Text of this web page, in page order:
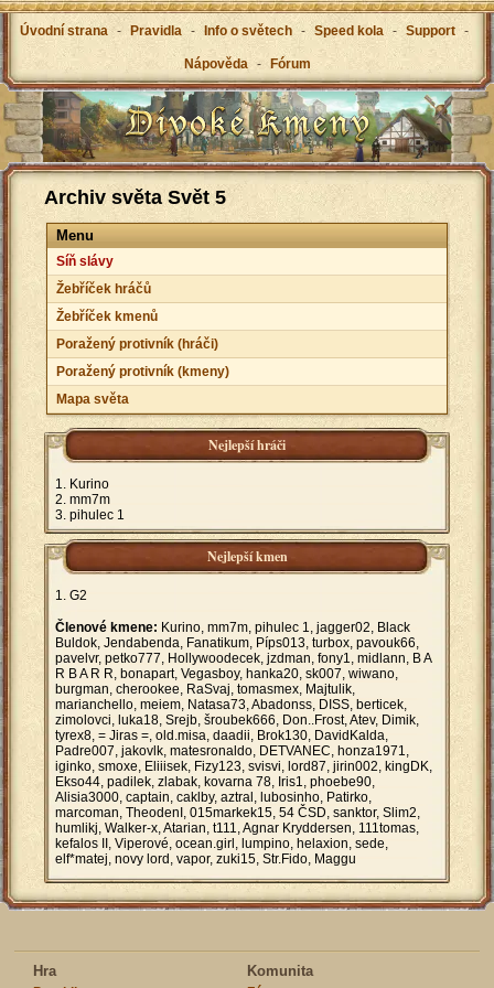
Úvodní strana - Pravidla - Info o světech - Speed kola - Support -
Nápověda - Fórum
Archiv světa Svět 5
Menu
Síň slávy
Žebříček hráčů
Žebříček kmenů
Poražený protivník (hráči)
Poražený protivník (kmeny)
Mapa světa
Nejlepší hráči
Kurino
mm7m
pihulec 1
Nejlepší kmen
G2
Členové kmene: Kurino, mm7m, pihulec 1, jagger02, Black
Buldok, Jendabenda, Fanatikum, Píps013, turbox, pavouk66,
pavelvr, petko777, Hollywoodecek, jzdman, fony1, midlann, B A
R B A R R, bonapart, Vegasboy, hanka20, sk007, wiwano,
burgman, cherookee, RaSvaj, tomasmex, Majtulik,
marianchello, meiem, Natasa73, Abadonss, DISS, berticek,
zimolovci, luka18, Srejb, šroubek666, Don..Frost, Atev, Dimik,
tyrex8, = Jiras =, old.misa, daadii, Brok130, DavidKalda,
Padre007, jakovlk, matesronaldo, DETVANEC, honza1971,
iginko, smoxe, Eliiisek, Fizy123, svisvi, lord87, jirin002, kingDK,
Ekso44, padilek, zlabak, kovarna 78, Iris1, phoebe90,
Alisia3000, captain, caklby, aztral, lubosinho, Patirko,
marcoman, TheodenI, 015markek15, 54 ČSD, sanktor, Slim2,
humlikj, Walker-x, Atarian, t111, Agnar Kryddersen, 111tomas,
kefalos II, Viperové, ocean.girl, lumpino, helaxion, sede,
elf*matej, novy lord, vapor, zuki15, Str.Fido, Maggu
Hra Komunita